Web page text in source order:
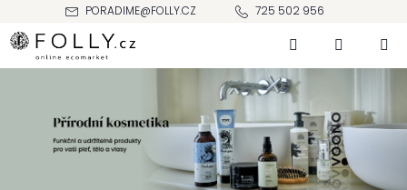
obsah
PORADIME@FOLLY.CZ 725 502 956
Hledat NÁKUPNÍ
KOŠÍK